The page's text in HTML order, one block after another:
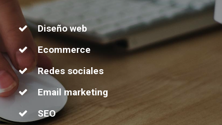
Diseño web
Ecommerce
Redes sociales
Email marketing
SEO